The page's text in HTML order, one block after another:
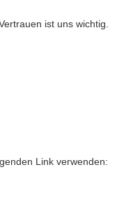
ist uns wichtig.
Link verwenden: